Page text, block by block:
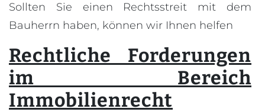
Sollten Sie einen Rechtsstreit mit dem
Bauherrn haben, können wir Ihnen helfen
Rechtliche Forderungen
im Bereich
Immobilienrecht